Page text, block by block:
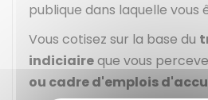
publique dans laquelle vous
Vous cotisez sur la base du
indiciaireque vous
ou cadre d'emplois